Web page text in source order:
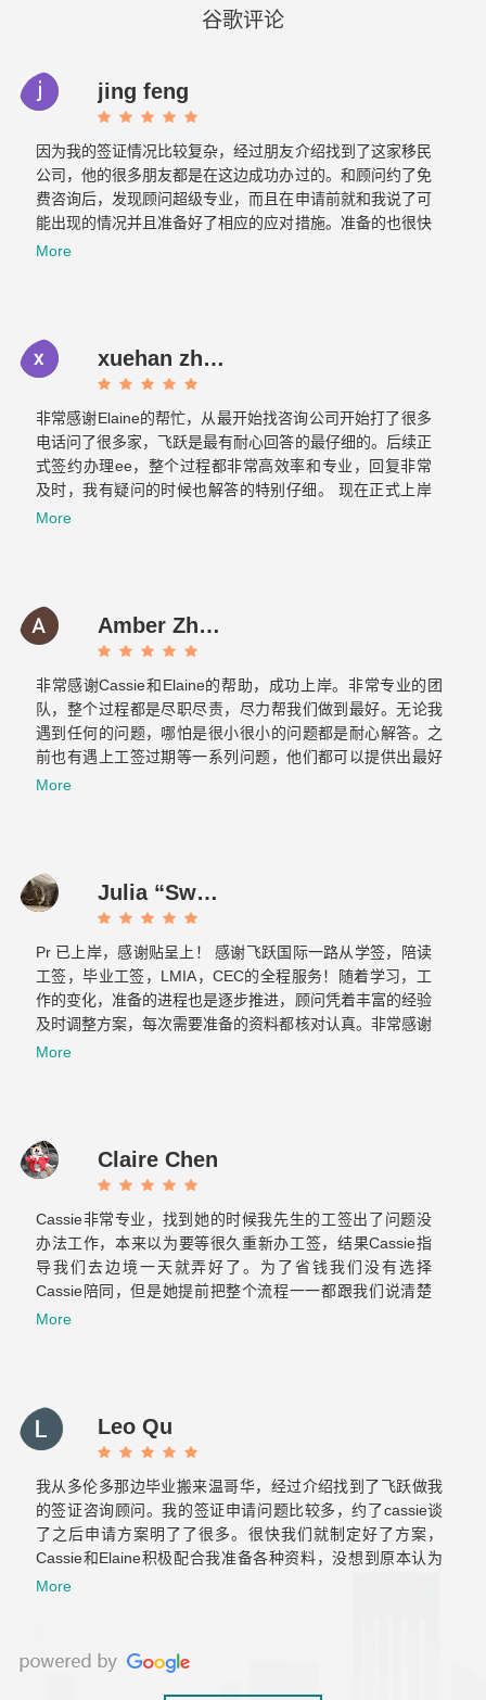
谷歌评论
jing feng
因为我的签证情况比较复杂，经过朋友介绍找到了这家移民
公司，他的很多朋友都是在这边成功办过的。和顾问约了免
费咨询后，发现顾问超级专业，而且在申请前就和我说了可
能出现的情况并且准备好了相应的应对措施。准备的也很快
文件不到一周就交上去了。没想到不到一个月，签证就顺利
More
xuehan zhou
非常感谢Elaine的帮忙，从最开始找咨询公司开始打了很多
电话问了很多家，飞跃是最有耐心回答的最仔细的。后续正
式签约办理ee，整个过程都非常高效率和专业，回复非常
及时，我有疑问的时候也解答的特别仔细。 现在正式上岸
啦，非常感谢你们整个团队的帮助～有朋友的需要的话我也
More
Amber Zhang
非常感谢Cassie和Elaine的帮助，成功上岸。非常专业的团
队，整个过程都是尽职尽责，尽力帮我们做到最好。无论我
遇到任何的问题，哪怕是很小很小的问题都是耐心解答。之
前也有遇上工签过期等一系列问题，他们都可以提供出最好
的方案，提前做好各种应对的准备，绝对是不可多得的好团
More
Julia “Sweet tooth” J
Pr 已上岸，感谢贴呈上！ 感谢飞跃国际一路从学签，陪读
工签，毕业工签，LMIA，CEC的全程服务！随着学习，工
作的变化，准备的进程也是逐步推进，顾问凭着丰富的经验
及时调整方案，每次需要准备的资料都核对认真。非常感谢
Cassie 和 Elaine…...
More
Claire Chen
Cassie非常专业，找到她的时候我先生的工签出了问题没
办法工作，本来以为要等很久重新办工签，结果Cassie指
导我们去边境一天就弄好了。为了省钱我们没有选择
Cassie陪同，但是她提前把整个流程一一都跟我们说清楚
了也标注了重点，当时我们两个才来加拿大半年的小白也很
复的文件准备和反复的奔波。那么希望你们以后越来越好！
保持初心！
More
Leo Qu
我从多伦多那边毕业搬来温哥华，经过介绍找到了飞跃做我
的签证咨询顾问。我的签证申请问题比较多，约了cassie谈
了之后申请方案明了了很多。很快我们就制定好了方案，
Cassie和Elaine积极配合我准备各种资料，没想到原本认为
肯定会拒签的工签，一次就获批了。后来积累了两年工作经
More